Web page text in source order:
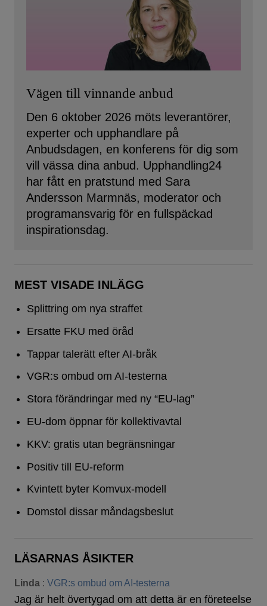
Vägen till vinnande anbud
Den 6 oktober 2026 möts leverantörer,
experter och upphandlare på
Anbudsdagen, en konferens för dig som
vill vässa dina anbud. Upphandling24
har fått en pratstund med Sara
Andersson Marmnäs, moderator och
programansvarig för en fullspäckad
inspirationsdag.
MEST VISADE INLÄGG
Splittring om nya straffet
Ersatte FKU med öråd
Tappar talerätt efter AI-bråk
VGR:s ombud om AI-testerna
Stora förändringar med ny “EU-lag”
EU-dom öppnar för kollektivavtal
KKV: gratis utan begränsningar
Positiv till EU-reform
Kvintett byter Komvux-modell
Domstol dissar måndagsbeslut
LÄSARNAS ÅSIKTER
Linda : VGR:s ombud om AI-testerna
Jag är helt övertygad om att detta är en företeelse